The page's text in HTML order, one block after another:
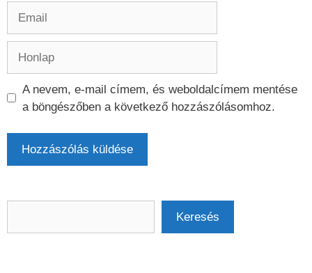
A nevem, e-mail címem, és weboldalcímem mentése
a böngészőben a következő hozzászólásomhoz.
Keresés